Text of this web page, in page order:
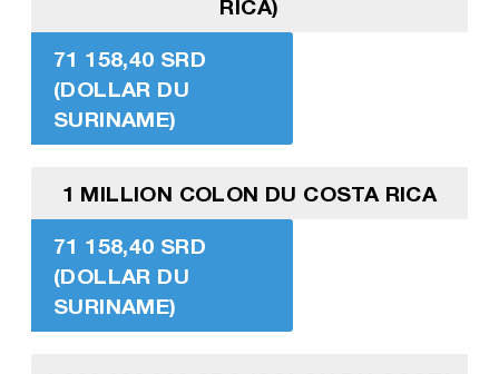
RICA)
71 158,40 SRD
(DOLLAR DU
SURINAME)
1 MILLION COLON DU COSTA RICA
71 158,40 SRD
(DOLLAR DU
SURINAME)